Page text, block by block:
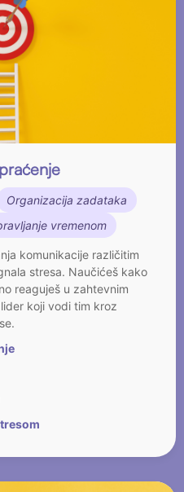
Organizacija zadataka
vremenom
komunikacije različitim
stresa. Naučićeš kako
reaguješ u zahtevnim
koji vodi tim kroz